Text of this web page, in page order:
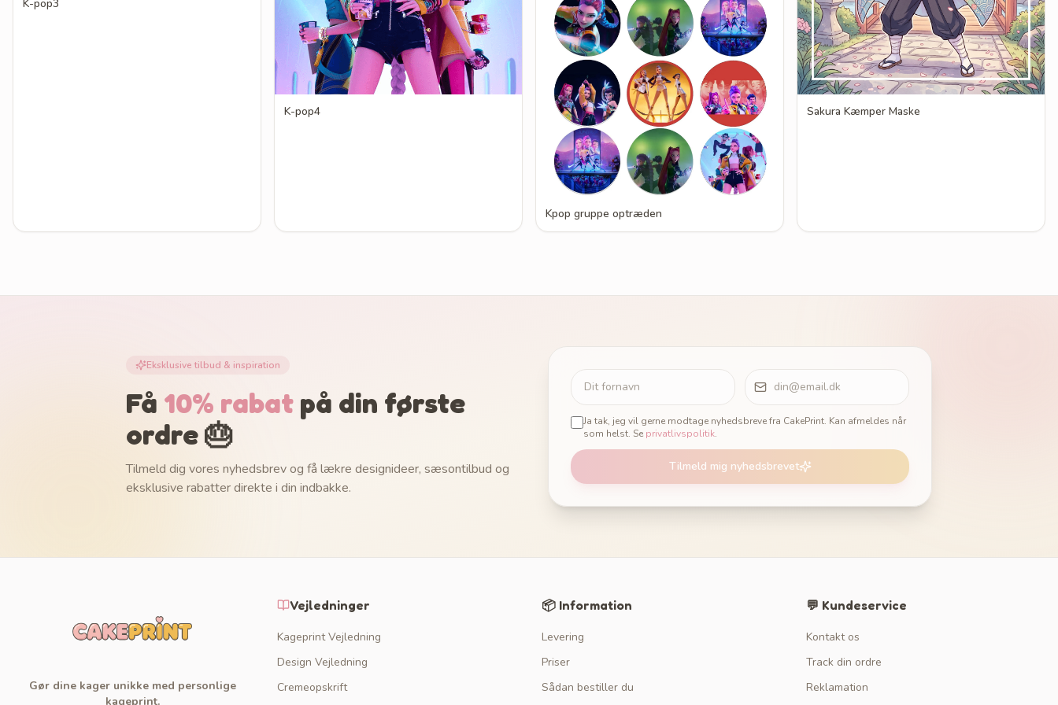
K-pop3
K-pop4
Kpop gruppe optræden
Sakura Kæmper Maske
Eksklusive tilbud & inspiration
Få 10% rabat på din første
ordre 🎂
Tilmeld dig vores nyhedsbrev og få lækre designideer, sæsontilbud og
eksklusive rabatter direkte i din indbakke.
Ja tak, jeg vil gerne modtage nyhedsbreve fra CakePrint. Kan afmeldes når
som helst. Se privatlivspolitik.
Tilmeld mig nyhedsbrevet
Gør dine kager unikke med personlige
kageprint.
Vejledninger
Kageprint Vejledning
Design Vejledning
Cremeopskrift
📦 Information
Levering
Priser
Sådan bestiller du
💬 Kundeservice
Kontakt os
Track din ordre
Reklamation